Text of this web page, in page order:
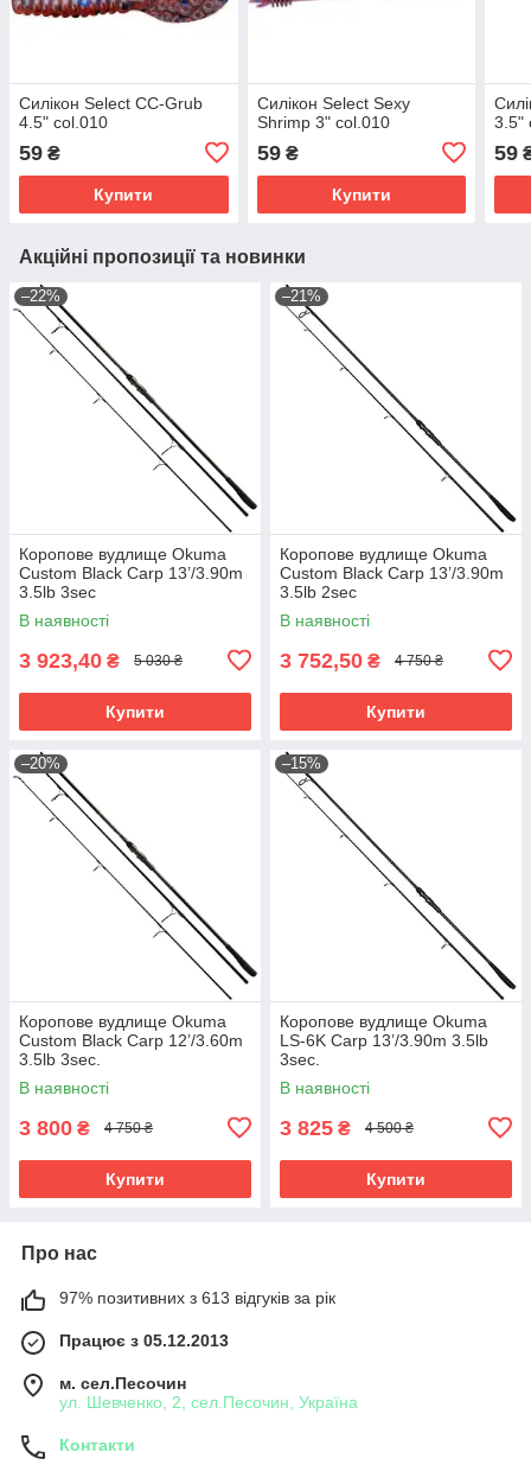
Силікон Select CC-Grub
4.5" col.010
59 ₴
Купити
Силікон Select Sexy
Shrimp 3" col.010
59₴
Купити
3.5"
59
Акційні пропозиції та новинки
–22%
Коропове вудлище Okuma
Custom Black Carp 13’/3.90m
3.5lb 3sec
В наявності
3 923,40 ₴ 5 030 ₴
Купити
–21%
Коропове вудлище Okuma
Custom Black Carp 13’/3.90m
3.5lb 2sec
В наявності
3 752,50 ₴ 4 750 ₴
Купити
–20%
Коропове вудлище Okuma
Custom Black Carp 12’/3.60m
3.5lb 3sec.
В наявності
3 800 ₴ 4 750 ₴
Купити
–15%
Коропове вудлище Okuma
LS-6K Carp 13’/3.90m 3.5lb
3sec.
В наявності
3 825 ₴ 4 500 ₴
Купити
Про нас
97% позитивних з 613 відгуків за рік
Працює з 05.12.2013
м. сел.Песочин
ул. Шевченко, 2, сел.Песочин, Україна
Контакти